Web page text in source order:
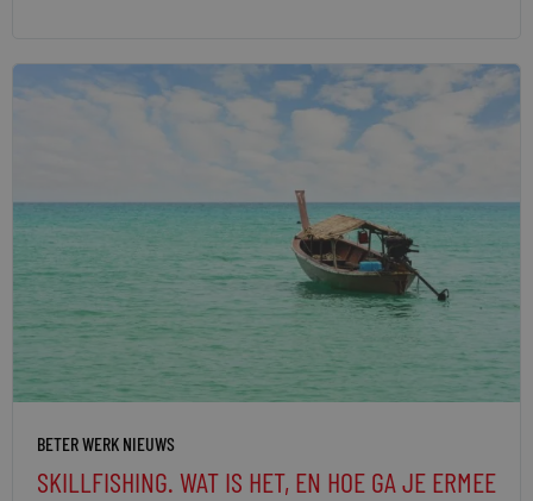
BETER WERK NIEUWS
SKILLFISHING. WAT IS HET, EN HOE GA JE ERMEE